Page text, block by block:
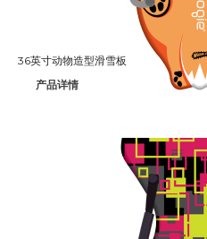
36英寸动物造型滑雪板
产品详情